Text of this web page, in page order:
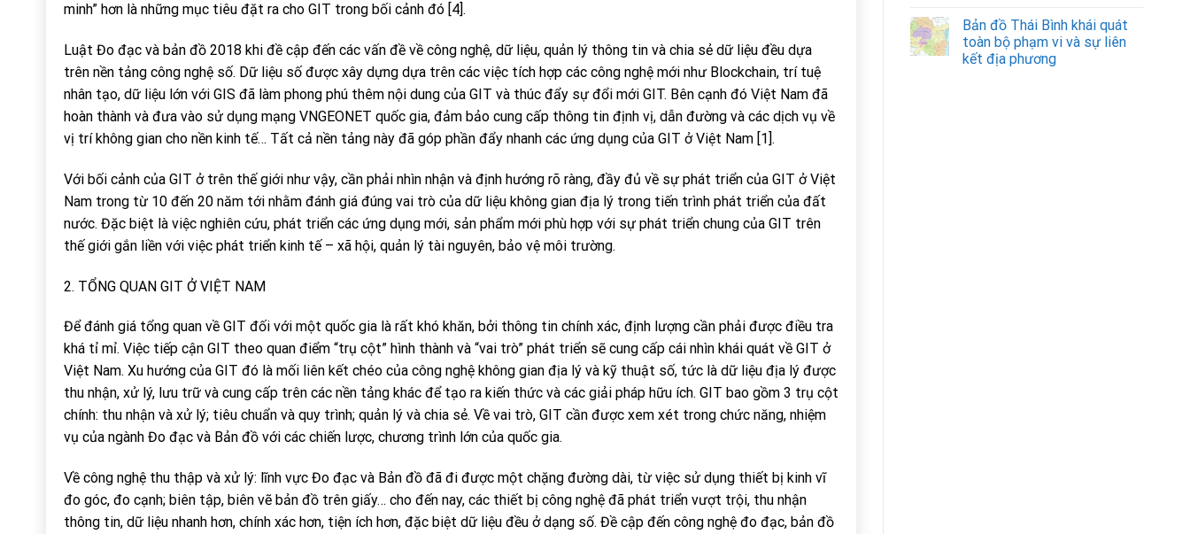
minh” hơn là những mục tiêu đặt ra cho GIT trong bối cảnh đó [4].
Luật Đo đạc và bản đồ 2018 khi đề cập đến các vấn đề về công nghệ, dữ liệu, quản lý thông tin và chia sẻ dữ liệu đều dựa
trên nền tảng công nghệ số. Dữ liệu số được xây dựng dựa trên các việc tích hợp các công nghệ mới như Blockchain, trí tuệ
nhân tạo, dữ liệu lớn với GIS đã làm phong phú thêm nội dung của GIT và thúc đẩy sự đổi mới GIT. Bên cạnh đó Việt Nam đã
hoàn thành và đưa vào sử dụng mạng VNGEONET quốc gia, đảm bảo cung cấp thông tin định vị, dẫn đường và các dịch vụ về
vị trí không gian cho nền kinh tế… Tất cả nền tảng này đã góp phần đẩy nhanh các ứng dụng của GIT ở Việt Nam [1].
Với bối cảnh của GIT ở trên thế giới như vậy, cần phải nhìn nhận và định hướng rõ ràng, đầy đủ về sự phát triển của GIT ở Việt
Nam trong từ 10 đến 20 năm tới nhằm đánh giá đúng vai trò của dữ liệu không gian địa lý trong tiến trình phát triển của đất
nước. Đặc biệt là việc nghiên cứu, phát triển các ứng dụng mới, sản phẩm mới phù hợp với sự phát triển chung của GIT trên
thế giới gắn liền với việc phát triển kinh tế – xã hội, quản lý tài nguyên, bảo vệ môi trường.
2. TỔNG QUAN GIT Ở VIỆT NAM
Để đánh giá tổng quan về GIT đối với một quốc gia là rất khó khăn, bởi thông tin chính xác, định lượng cần phải được điều tra
khá tỉ mỉ. Việc tiếp cận GIT theo quan điểm “trụ cột” hình thành và “vai trò” phát triển sẽ cung cấp cái nhìn khái quát về GIT ở
Việt Nam. Xu hướng của GIT đó là mối liên kết chéo của công nghệ không gian địa lý và kỹ thuật số, tức là dữ liệu địa lý được
thu nhận, xử lý, lưu trữ và cung cấp trên các nền tảng khác để tạo ra kiến ​​thức và các giải pháp hữu ích. GIT bao gồm 3 trụ cột
chính: thu nhận và xử lý; tiêu chuẩn và quy trình; quản lý và chia sẻ. Về vai trò, GIT cần được xem xét trong chức năng, nhiệm
vụ của ngành Đo đạc và Bản đồ với các chiến lược, chương trình lớn của quốc gia.
Về công nghệ thu thập và xử lý: lĩnh vực Đo đạc và Bản đồ đã đi được một chặng đường dài, từ việc sử dụng thiết bị kinh vĩ
đo góc, đo cạnh; biên tập, biên vẽ bản đồ trên giấy… cho đến nay, các thiết bị công nghệ đã phát triển vượt trội, thu nhận
thông tin, dữ liệu nhanh hơn, chính xác hơn, tiện ích hơn, đặc biệt dữ liệu đều ở dạng số. Đề cập đến công nghệ đo đạc, bản đồ
Bản đồ Thái Bình khái quát
toàn bộ phạm vi và sự liên
kết địa phương